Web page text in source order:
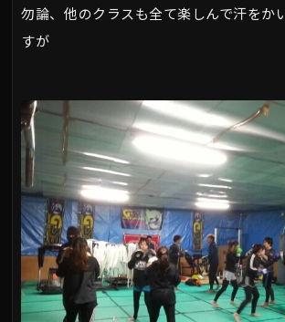
勿論、他のクラスも全て楽しんで汗をか
すが